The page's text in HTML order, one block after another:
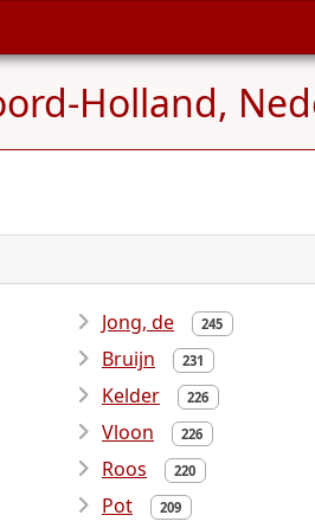
Holland,
Jong, de 245
Bruijn 231
Kelder 226
Vloon 226
Roos 220
Pot 209